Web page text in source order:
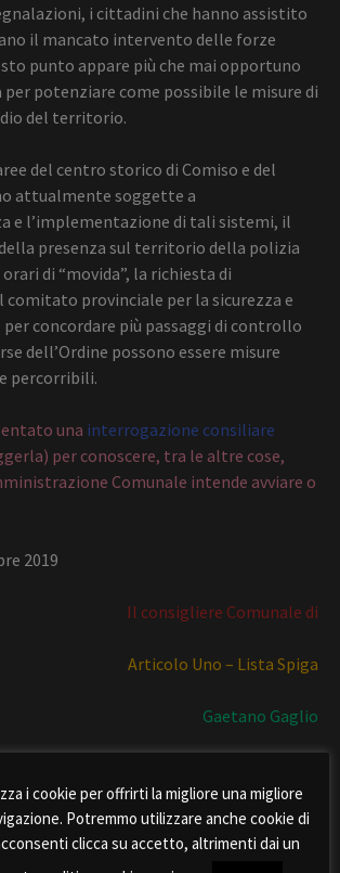
i cittadini che hanno assistito
il mancato intervento delle forze
punto appare più che mai opportuno
per potenziare come possibile le misure di
del territorio.
del centro storico di Comiso e del
attualmente soggette a
e l’implementazione di tali sistemi, il
presenza sul territorio della polizia
di “movida”, la richiesta di
comitato provinciale per la sicurezza e
per concordare più passaggi di controllo
dell’Ordine possono essere misure
percorribili.
una interrogazione consiliare
per conoscere, tra le altre cose,
Comunale intende avviare o
2019
Il consigliere Comunale di
Articolo Uno – Lista Spiga
Gaetano Gaglio
i cookie per offrirti la migliore una migliore
Potremmo utilizzare anche cookie di
clicca su accetto, altrimenti dai un